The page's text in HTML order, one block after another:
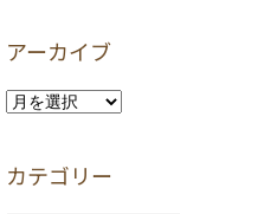
アーカイブ
ア
イ
カテゴリー